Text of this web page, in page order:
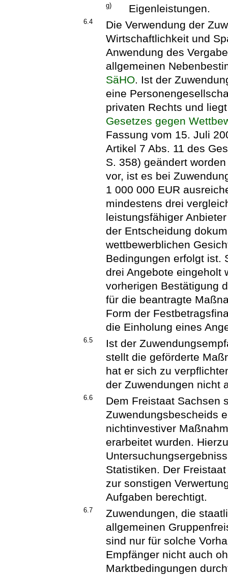
g) Eigenleistungen.
6.4
Die Verwendung der
Wirtschaftlichkeit und
Anwendung des
allgemeinen
SäHO. Ist der
eine
privaten Rechts und
Gesetzes gegen
Fassung vom 15. Juli
Artikel 7 Abs. 11 des
S. 358) geändert
vor, ist es bei
1 000 000 EUR
mindestens drei
leistungsfähiger
der Entscheidung
wettbewerblichen
Bedingungen erfolgt ist.
drei Angebote eingeholt
vorherigen Bestätigung
für die beantragte
Form der
die Einholung eines
6.5
Ist der
stellt die geförderte
hat er sich zu
der Zuwendungen nicht
6.6
Dem Freistaat Sachsen
Zuwendungsbescheids
nichtinvestiver
erarbeitet wurden.
Statistiken. Der
zur sonstigen
Aufgaben berechtigt.
6.7
Zuwendungen, die
allgemeinen
sind nur für solche
Empfänger nicht auch
Marktbedingungen